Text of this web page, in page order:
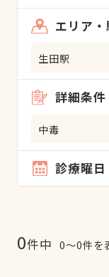
エリア・
生田駅
詳細条件
中毒
診療曜日
0件中 0〜0件を